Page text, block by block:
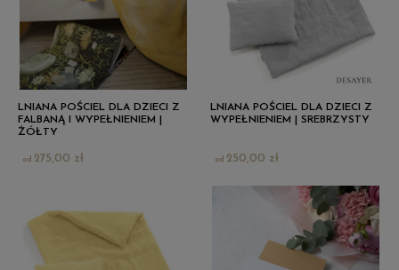
LNIANA POŚCIEL DLA DZIECI Z
FALBANĄ I WYPEŁNIENIEM |
ŻÓŁTY
275,00 zł
LNIANA POŚCIEL DLA DZIECI Z
WYPEŁNIENIEM | SREBRZYSTY
250,00 zł